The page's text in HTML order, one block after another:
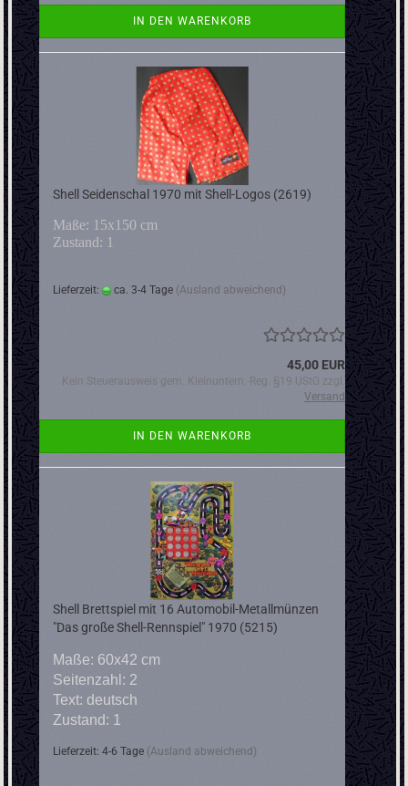
IN DEN WARENKORB
Shell Seidenschal 1970 mit Shell-Logos (2619)
Maße: 15x150 cm
Zustand: 1
Lieferzeit: ca. 3-4 Tage (Ausland abweichend)
45,00 EUR
Kein Steuerausweis gem. Kleinuntern.-Reg. §19 UStG zzgl.
Versand
IN DEN WARENKORB
Shell Brettspiel mit 16 Automobil-Metallmünzen
"Das große Shell-Rennspiel" 1970 (5215)
Maße: 60x42 cm
Seitenzahl: 2
Text: deutsch
Zustand: 1
Lieferzeit: 4-6 Tage (Ausland abweichend)